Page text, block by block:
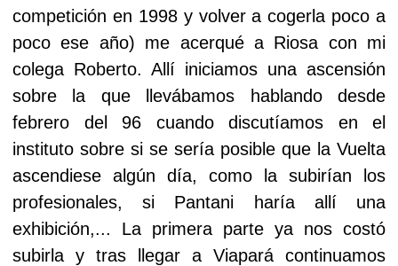
competición en 1998 y volver a cogerla poco a
poco ese año) me acerqué a Riosa con mi
colega Roberto. Allí iniciamos una ascensión
sobre la que llevábamos hablando desde
febrero del 96 cuando discutíamos en el
instituto sobre si se sería posible que la Vuelta
ascendiese algún día, como la subirían los
profesionales, si Pantani haría allí una
exhibición,... La primera parte ya nos costó
subirla y tras llegar a Viapará continuamos